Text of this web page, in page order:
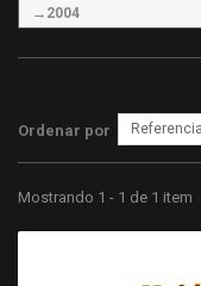
→2004
Ordenar por
Mostrando 1 - 1 de 1 item